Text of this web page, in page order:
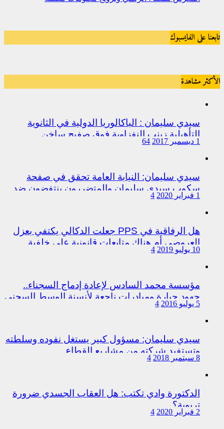
تابعنا على الفايسبوك
الأكثر مشاهدة
سيدي سليمان : الباكالوريا الدولية في الثانوية
التأهيلية زينب النفزاوية فوق صفيح ساخن
1 ديسمبر 2017 64
سيدي سليمان: النيابة العامة تحقق في صفحة
سكوب سيدي سليمان والمتضررون ينتفضون ضد
المتورطين من رجال الشرطة
1 فبراير 2020 4
هل الرفاقية في PPS جعلت الدكالي يكتفي بعزل
العروصي أم هناك متابعات قانونية على خلفية
اختلالات التسيير بمندوبية سيدي سليمان
10 يوليو 2019 4
مؤسسة محمد السادس لإعادة إدماج السجناء..
جهود جبارة ومبادرات ناجعة لأنسنة الوسط السجني
5 يوليو 2016 4
سيدي سليمان: مسؤول كبير يستغل نفوده وسلطته
وتستفيد شركته من مشاريع القطاع
8 سبتمبر 2018 4
الدكتورة وادي تكتب: هل العقاب الجسدي ضرورة
تربوية؟
2 فبراير 2020 4